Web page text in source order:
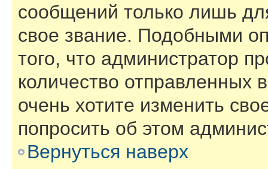
сообщений только лишь
свое звание. Подобными
того, что администратор
количество
очень хотите изменить
попросить об этом
Вернуться наверх